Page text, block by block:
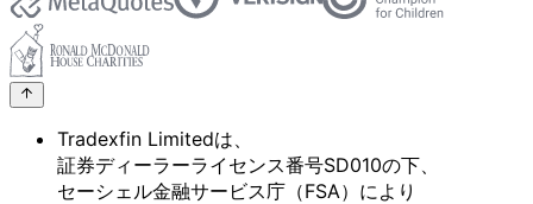
Tradexfin Limitedは、
証券ディーラーライセンス番号SD010の下、
セーシェル金融サービス庁 （FSA）により